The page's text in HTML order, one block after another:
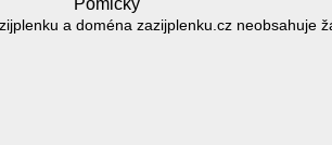
Pomlčky
a doména zazijplenku.cz neobsahuje